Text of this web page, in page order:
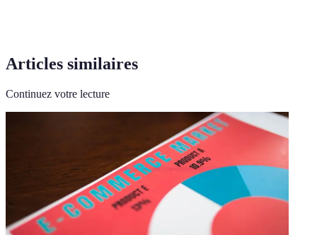
Articles similaires
Continuez votre lecture